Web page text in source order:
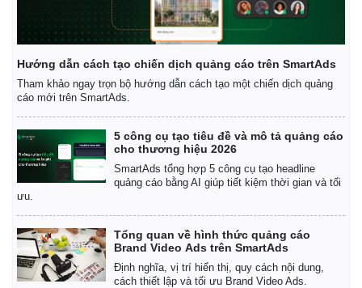
Hướng dẫn cách tạo chiến dịch quảng cáo trên SmartAds
Tham khảo ngay trọn bộ hướng dẫn cách tạo một chiến dịch quảng
cáo mới trên SmartAds.
5 công cụ tạo tiêu đề và mô tả quảng cáo
cho thương hiệu 2026
SmartAds tổng hợp 5 công cụ tạo headline
quảng cáo bằng AI giúp tiết kiệm thời gian và tối
ưu.
Tổng quan về hình thức quảng cáo
Brand Video Ads trên SmartAds
Định nghĩa, vị trí hiển thị, quy cách nội dung,
cách thiết lập và tối ưu Brand Video Ads.